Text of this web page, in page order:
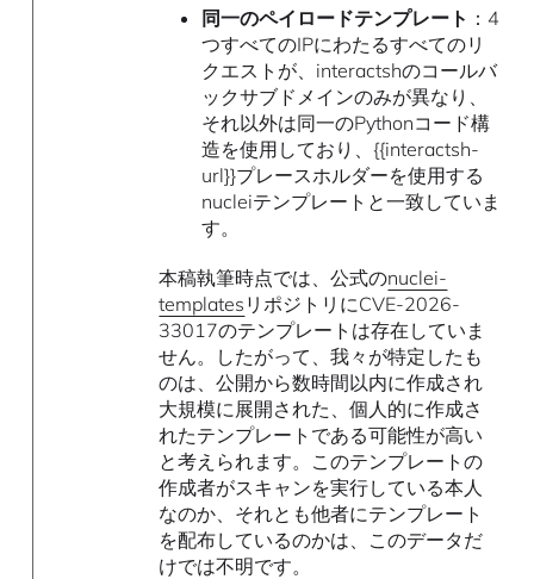
同一のペイロードテンプレート ：4
つすべてのIPにわたるすべてのリ
クエストが、interactshのコールバ
ックサブドメインのみが異なり、
それ以外は同一のPythonコード構
造を使用しており、{{interactsh-
url}}プレースホルダーを使用する
nucleiテンプレートと一致していま
す。
本稿執筆時点では、公式のnuclei-
templates リポジトリにCVE-2026-
33017のテンプレートは存在していま
せん。したがって、我々が特定したも
のは、公開から数時間以内に作成され
大規模に展開された、個人的に作成さ
れたテンプレートである可能性が高い
と考えられます。このテンプレートの
作成者がスキャンを実行している本人
なのか、それとも他者にテンプレート
を配布しているのかは、このデータだ
けでは不明です。